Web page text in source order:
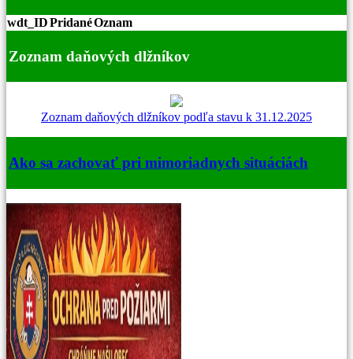
wdt_IDPridanéOznam
Zoznam daňových dlžníkov
Zoznam daňových dlžníkov podľa stavu k 31.12.2025
Ako sa zachovať pri mimoriadnych situáciách